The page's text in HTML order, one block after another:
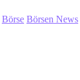
Börse Börsen News